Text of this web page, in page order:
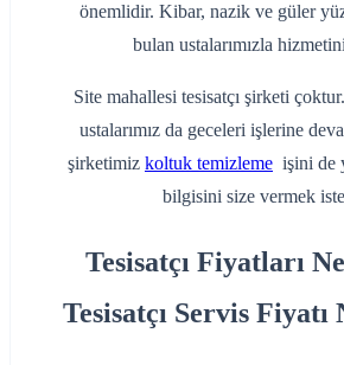
önemlidir. Kibar, nazik ve güler
bulan ustalarımızla
Site mahallesi tesisatçı şirketi
ustalarımız da geceleri işlerine
şirketimiz koltuk temizleme işini de
bilgisini size vermek
Tesisatçı Fiyatları
Tesisatçı Servis Fiyatı